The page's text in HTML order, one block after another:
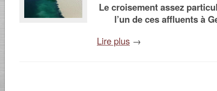
Le croisement assez
l’un de ces affluents à
Lire plus →